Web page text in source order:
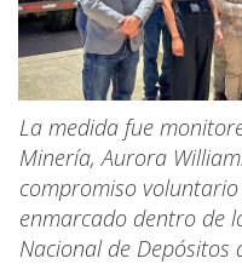
La medida fue
Minería, Aurora
compromiso
enmarcado dentro de
Nacional de Depósitos